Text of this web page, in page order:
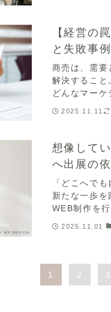
【経営の
と失敗事例
商売は、需要
解決すること
どんなマー
2025.11.11
想像して
へ出展の
「どこへで
新たな一歩
WEB制作を
2025.11.01
1 2 3